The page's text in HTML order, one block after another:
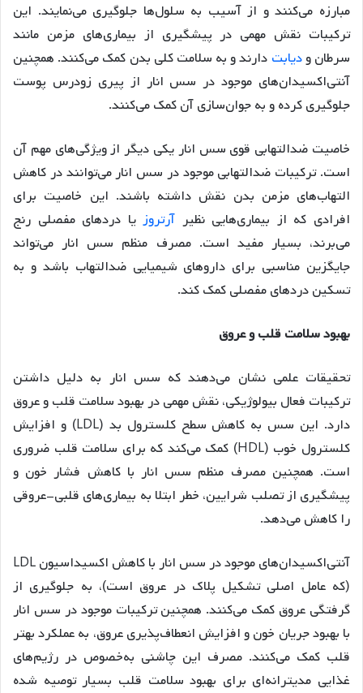
مبارزه می‌کنند و از آسیب به سلول‌ها جلوگیری می‌نمایند. این
ترکیبات نقش مهمی در پیشگیری از بیماری‌های مزمن مانند
سرطان ودیابت دارند و به سلامت کلی بدن کمک می‌کنند. همچنین
آنتی‌اکسیدان‌های موجود در سس انار از پیری زودرس پوست
جلوگیری کرده و به جوان‌سازی آن کمک می‌کنند.
خاصیت ضدالتهابی قوی سس انار یکی دیگر از ویژگی‌های مهم آن
است. ترکیبات ضدالتهابی موجود در سس انار می‌توانند در کاهش
التهاب‌های مزمن بدن نقش داشته باشند. این خاصیت برای
افرادی که از بیماری‌هایی نظیر آرتروزیا دردهای مفصلی رنج
می‌برند، بسیار مفید است. مصرف منظم سس انار می‌تواند
جایگزین مناسبی برای داروهای شیمیایی ضدالتهاب باشد و به
تسکین دردهای مفصلی کمک کند.
بهبود سلامت قلب و عروق
تحقیقات علمی نشان می‌دهند که سس انار به دلیل داشتن
ترکیبات فعال بیولوژیکی، نقش مهمی در بهبود سلامت قلب و عروق
دارد. این سس به کاهش سطح کلسترول بد (LDL) و افزایش
کلسترول خوب (HDL) کمک می‌کند که برای سلامت قلب ضروری
است. همچنین مصرف منظم سس انار با کاهش فشار خون و
پیشگیری از تصلب شرایین، خطر ابتلا به بیماری‌های قلبی-عروقی
را کاهش می‌دهد.
آنتی‌اکسیدان‌های موجود در سس انار با کاهش اکسیداسیون LDL
(که عامل اصلی تشکیل پلاک در عروق است)، به جلوگیری از
گرفتگی عروق کمک می‌کنند. همچنین ترکیبات موجود در سس انار
با بهبود جریان خون و افزایش انعطاف‌پذیری عروق، به عملکرد بهتر
قلب کمک می‌کنند. مصرف این چاشنی به‌خصوص در رژیم‌های
غذایی مدیترانه‌ای برای بهبود سلامت قلب بسیار توصیه شده